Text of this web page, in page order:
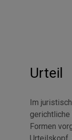
Urteil
Im
gerichtliche
Formen